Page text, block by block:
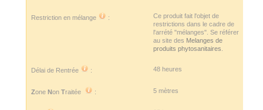
Restriction en mélange :
Ce produit fait l'objet de
restrictions dans le cadre de
l'arrété "mélanges". Se référer
au site des Melanges de
produits phytosanitaires
Délai de Rentrée : 48 heures
Zone Non Traitée : 5 mètres